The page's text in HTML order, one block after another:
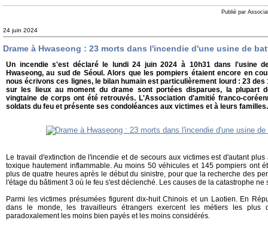
Publié par
24 juin 2024
Drame à Hwaseong : 23 morts dans l'incendie d'une usine de
Un incendie s'est déclaré le lundi 24 juin 2024 à 10h31 dans l'usine
Hwaseong, au sud de Séoul. Alors que les pompiers étaient encore en
nous écrivons ces lignes, le bilan humain est particulièrement lourd : 23
sur les lieux au moment du drame sont portées disparues, la plupart
vingtaine de corps ont été retrouvés. L'Association d'amitié franco-
soldats du feu et présente ses condoléances aux victimes et à leurs
Le travail d'extinction de l'incendie et de secours aux victimes est d'autant
toxique hautement inflammable. Au moins 50 véhicules et 145 pompiers ont
plus de quatre heures après le début du sinistre, pour que la recherche des
l'étage du bâtiment 3 où le feu s'est déclenché. Les causes de la catastrophe
Parmi les victimes présumées figurent dix-huit Chinois et un Laotien. En
dans le monde, les travailleurs étrangers exercent les métiers les plus
paradoxalement les moins bien payés et les moins considérés.